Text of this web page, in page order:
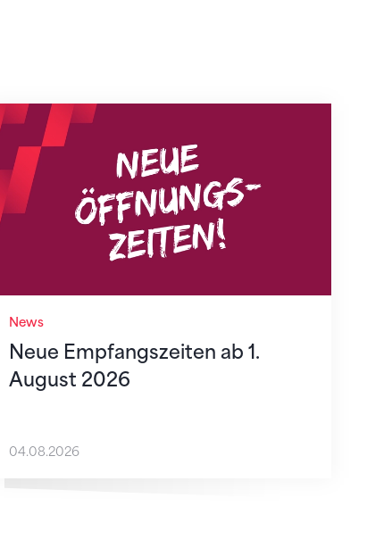
News
Neue Empfangszeiten ab 1.
August 2026
Neue Empfangszeiten ab 1. August 2026
04.08.2026